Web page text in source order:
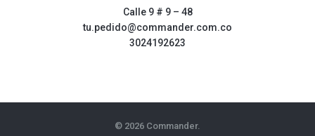
Calle 9 # 9 – 48
tu.pedido@commander.com.co
3024192623
© 2026 Commander.